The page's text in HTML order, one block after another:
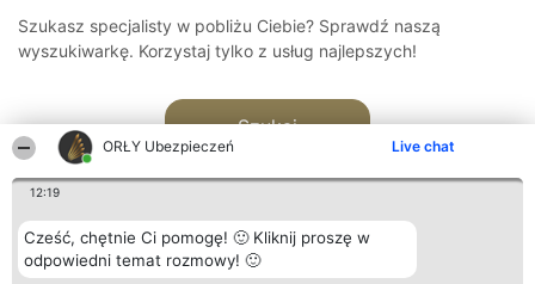
ORŁY Ubezpieczeń Live chat
12:19
Cześć, chętnie Ci pomogę! 🙂 Kliknij proszę w
odpowiedni temat rozmowy! 🙂
Szukasz specjalisty w pobliżu Ciebie? Sprawdź naszą
wyszukiwarkę. Korzystaj tylko z usług najlepszych!
Szukaj